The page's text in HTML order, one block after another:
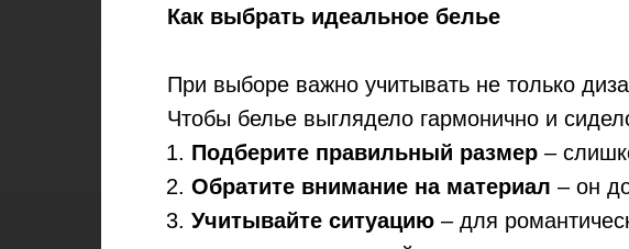
Как выбрать идеальное белье
При выборе важно учитывать не только
Чтобы белье выглядело гармонично и
Подберите правильный размер –
Обратите внимание на материал – он
Учитывайте ситуацию – для